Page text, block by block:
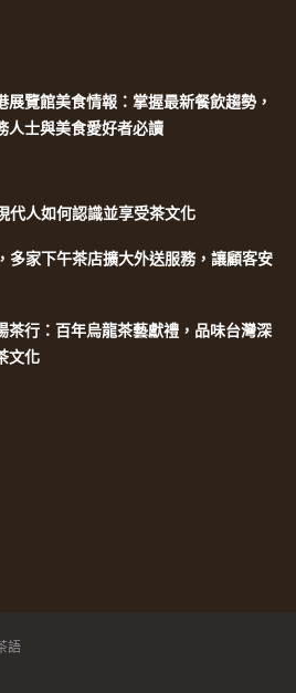
展覽館美食情報：掌握最新餐飲趨勢，
人士與美食愛好者必讀
代人如何認識並享受茶文化
多家下午茶店擴大外送服務，讓顧客安
茶行：百年烏龍茶藝獻禮，品味台灣深
文化
語